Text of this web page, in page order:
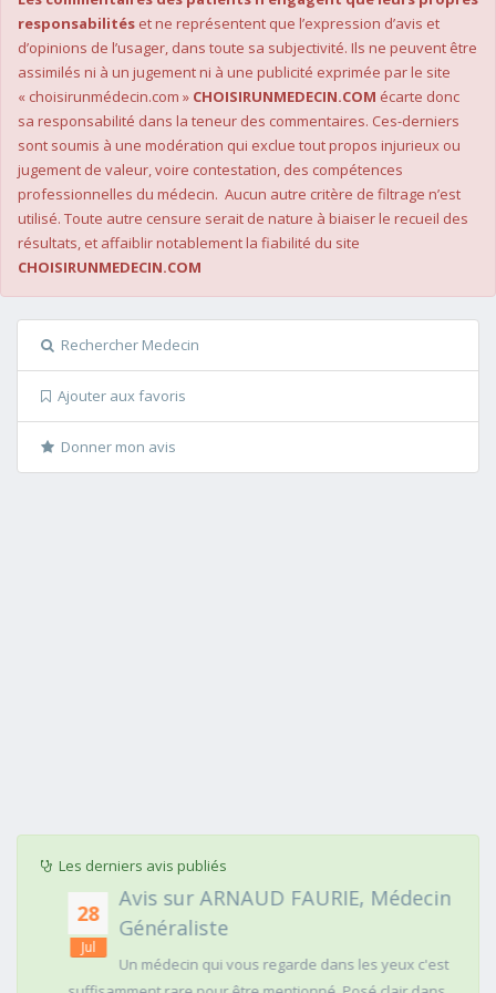
responsabilités et ne représentent que l’expression d’avis et
d’opinions de l’usager, dans toute sa subjectivité. Ils ne peuvent être
assimilés ni à un jugement ni à une publicité exprimée par le site
« choisirunmédecin.com » CHOISIRUNMEDECIN.COM écarte donc
sa responsabilité dans la teneur des commentaires. Ces-derniers
sont soumis à une modération qui exclue tout propos injurieux ou
jugement de valeur, voire contestation, des compétences
professionnelles du médecin. Aucun autre critère de filtrage n’est
utilisé. Toute autre censure serait de nature à biaiser le recueil des
résultats, et affaiblir notablement la fiabilité du site
CHOISIRUNMEDECIN.COM
Rechercher Medecin
Ajouter aux favoris
Donner mon avis
Les derniers avis publiés
28
Jul
Avis sur ARNAUD FAURIE, Médecin
Généraliste
Un médecin qui vous regarde dans les yeux c'est